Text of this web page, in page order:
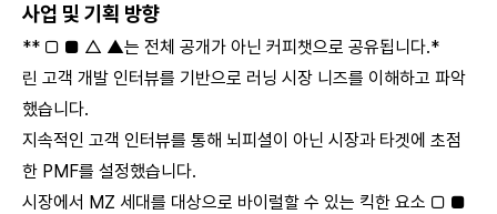
사업 및 기획 방향
** □ ■ △ ▲는 전체 공개가 아닌 커피챗으로 공유됩니다.*
린 고객 개발 인터뷰를 기반으로 러닝 시장 니즈를 이해하고 파악
했습니다.
지속적인 고객 인터뷰를 통해 뇌피셜이 아닌 시장과 타겟에 초점
한 PMF를 설정했습니다.
시장에서 MZ 세대를 대상으로 바이럴할 수 있는 킥한 요소 □ ■